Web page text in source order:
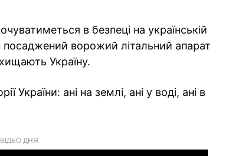
в безпеці на українській
ворожий літальний апарат
Україну.
України: ані на землі, ані у воді, ані в
ВІДЕО ДНЯ